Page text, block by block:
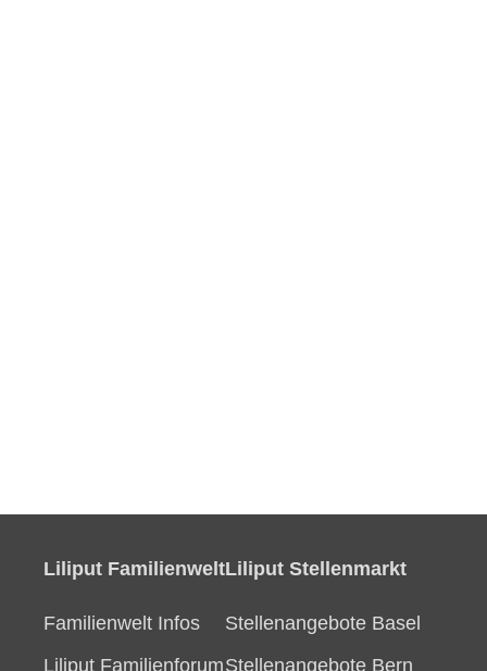
Liliput Familienwelt
Familienwelt Infos
Liliput Familienforum
Liliput Stellenmarkt
Stellenangebote Basel
Stellenangebote Bern